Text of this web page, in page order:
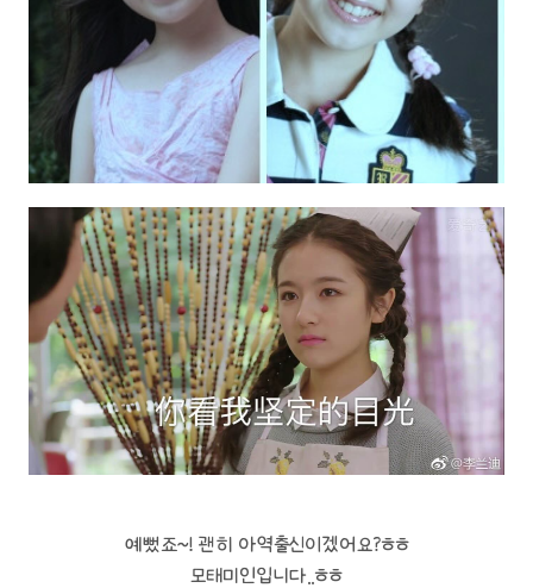
예뻤죠~! 괜히 아역출신이겠어요?ㅎㅎ
모태미인입니다..ㅎㅎ